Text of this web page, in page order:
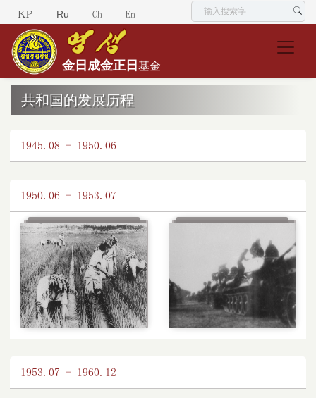
KP Ru Ch En
金日成金正日 基金
共和国的发展历程
1945.08 - 1950.06
1950.06 - 1953.07
6张
1953.07 - 1960.12